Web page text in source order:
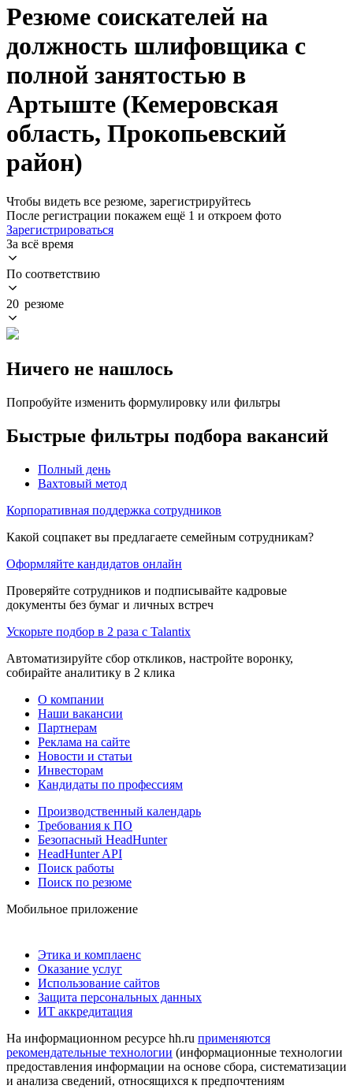
Резюме соискателей на
должность шлифовщика с
полной занятостью в
Артыште (Кемеровская
область, Прокопьевский
район)
Чтобы видеть все резюме, зарегистрируйтесь
После регистрации покажем ещё 1 и откроем фото
Зарегистрироваться
За всё время
По соответствию
20 резюме
Ничего не нашлось
Попробуйте изменить формулировку или фильтры
Быстрые фильтры подбора вакансий
Полный день
Вахтовый метод
Корпоративная поддержка сотрудников
Какой соцпакет вы предлагаете семейным сотрудникам?
Оформляйте кандидатов онлайн
Проверяйте сотрудников и подписывайте кадровые
документы без бумаг и личных встреч
Ускорьте подбор в 2 раза с Talantix
Автоматизируйте сбор откликов, настройте воронку,
собирайте аналитику в 2 клика
О компании
Наши вакансии
Партнерам
Реклама на сайте
Новости и статьи
Инвесторам
Кандидаты по профессиям
Производственный календарь
Требования к ПО
Безопасный HeadHunter
HeadHunter API
Поиск работы
Поиск по резюме
Мобильное приложение
Этика и комплаенс
Оказание услуг
Использование сайтов
Защита персональных данных
ИТ аккредитация
На информационном ресурсе hh.ru применяются
рекомендательные технологии (информационные технологии
предоставления информации на основе сбора, систематизации
и анализа сведений, относящихся к предпочтениям